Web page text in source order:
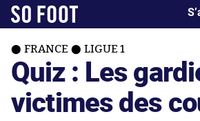
FRANCE LIGUE 1
Quiz : Les
victimes des